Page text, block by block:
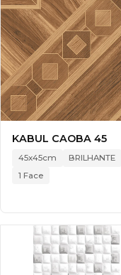
KABUL CAOBA 45
45x45cm
BRILHANTE
1 Face